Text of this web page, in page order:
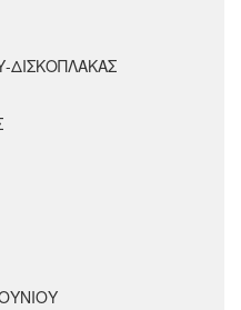
ΔΙΣΚΟΠΛΑΚΑΣ